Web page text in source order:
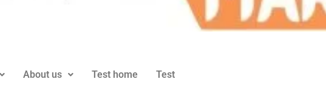
About us Test home Test